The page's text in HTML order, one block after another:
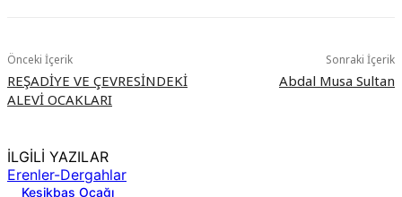
Önceki İçerik
REŞADİYE VE ÇEVRESİNDEKİ
ALEVİ OCAKLARI
Sonraki İçerik
Abdal Musa Sultan
İLGİLİ YAZILAR
Erenler-Dergahlar
Kesikbaş Ocağı